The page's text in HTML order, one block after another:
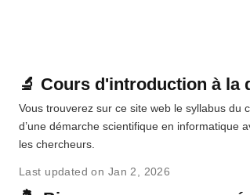
🔬 Cours d'introduction à la
Vous trouverez sur ce site web le syllabus du
d’une démarche scientifique en informatique
les chercheurs.
Last updated on Jan 2, 2026